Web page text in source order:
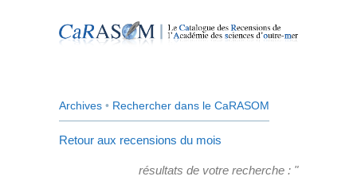
Archives • Rechercher dans le CaRASOM
Retour aux recensions du mois
résultats de votre recherche : "